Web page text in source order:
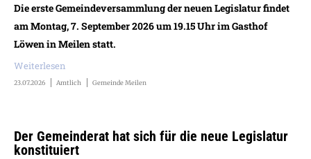
Die erste Gemeindeversammlung der neuen Legislatur findet
am Montag, 7. September 2026 um 19.15 Uhr im Gasthof
Löwen in Meilen statt.
Weiterlesen
23.07.2026 Amtlich Gemeinde Meilen
Der Gemeinderat hat sich für die neue Legislatur
konstituiert